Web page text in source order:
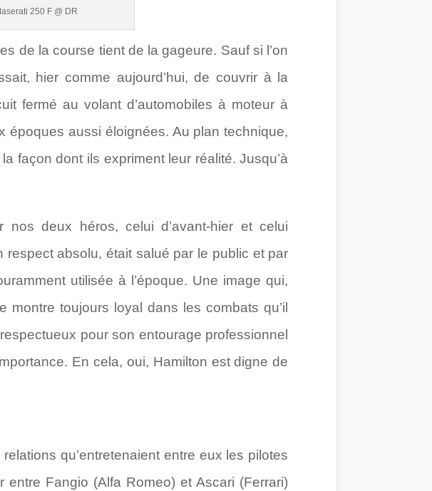
250 F @ DR
de la course tient de la gageure. Sauf si l’on
hier comme aujourd’hui, de couvrir à la
fermé au volant d’automobiles à moteur à
époques aussi éloignées. Au plan technique,
façon dont ils expriment leur réalité. Jusqu’à
deux héros, celui d’avant-hier et celui
respect absolu, était salué par le public et par
utilisée à l’époque. Une image qui,
toujours loyal dans les combats qu’il
pour son entourage professionnel
En cela, oui, Hamilton est digne de
qu’entretenaient entre eux les pilotes
Fangio (Alfa Romeo) et Ascari (Ferrari)